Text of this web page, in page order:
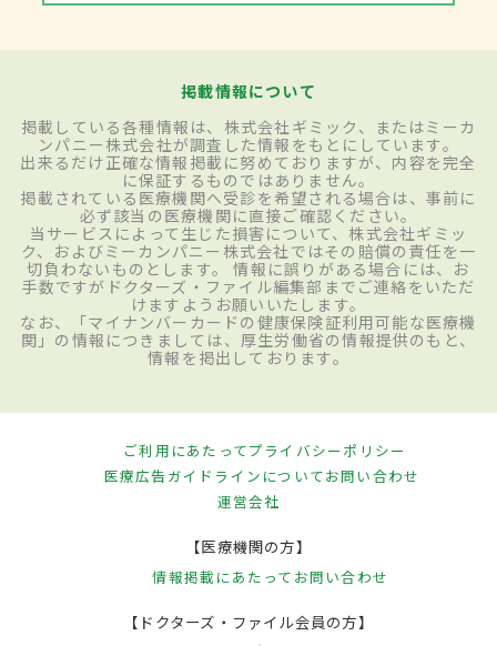
掲載情報について
掲載している各種情報は、株式会社ギミック、またはミーカ
ンパニー株式会社が調査した情報をもとにしています。
出来るだけ正確な情報掲載に努めておりますが、内容を完全
に保証するものではありません。
掲載されている医療機関へ受診を希望される場合は、事前に
必ず該当の医療機関に直接ご確認ください。
当サービスによって生じた損害について、株式会社ギミッ
ク、およびミーカンパニー株式会社ではその賠償の責任を一
切負わないものとします。 情報に誤りがある場合には、お
手数ですがドクターズ・ファイル編集部までご連絡をいただ
けますようお願いいたします。
なお、「マイナンバーカードの健康保険証利用可能な医療機
関」の情報につきましては、厚生労働省の情報提供のもと、
情報を掲出しております。
ご利用にあたってプライバシーポリシー
医療広告ガイドラインについてお問い合わせ
運営会社
【医療機関の方】
情報掲載にあたって お問い合わせ
【ドクターズ・ファイル会員の方】